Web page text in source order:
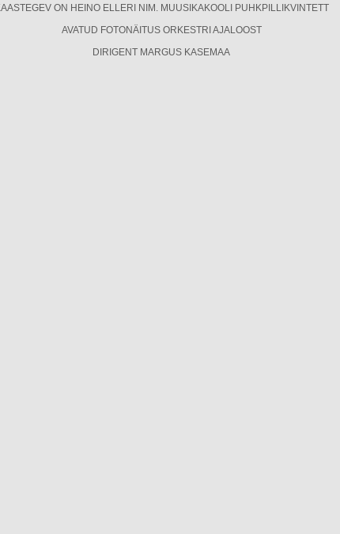
ON HEINO ELLERI NIM. MUUSIKAKOOLI PUHKPILLIKVINTETT
AVATUD FOTONÄITUS ORKESTRI AJALOOST
DIRIGENT MARGUS KASEMAA